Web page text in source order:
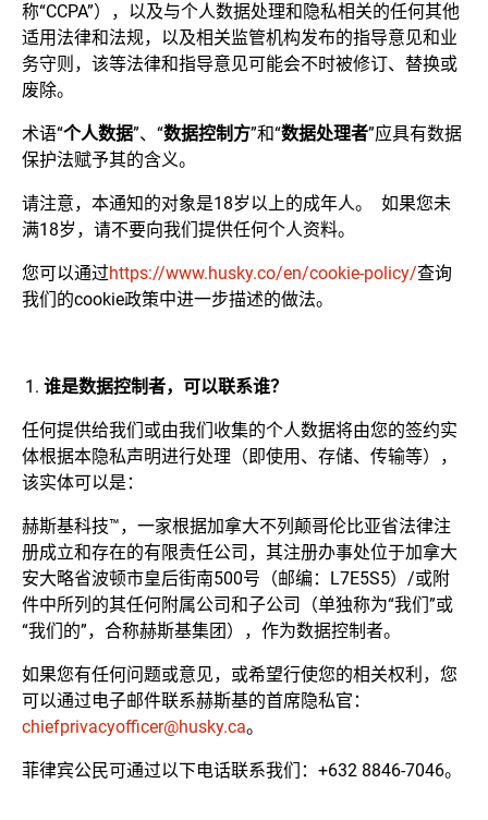
称“CCPA”），以及与个人数据处理和隐私相关的任何其他
适用法律和法规，以及相关监管机构发布的指导意见和业
务守则，该等法律和指导意见可能会不时被修订、替换或
废除。
术语“个人数据”、“数据控制 方”和“数据处理者”应具有数据
保护法赋予其的含义。
请注意，本通知的对象是18岁以上的成年人。 如果您未
满18岁，请不要向我们提供任何个人资料。
您可以通过https://www.husky.co/en/cookie-policy/查询
我们的cookie政策中进一步描述的做法。
谁是数据控制者，可以联系谁？
任何提供给我们或由我们收集的个人数据将由您的签约实
体根据本隐私声明进行处理（即使用、存储、传输等），
该实体可以是：
赫斯基科技™，一家根据加拿大不列颠哥伦比亚省法律注
册成立和存在的有限责任公司，其注册办事处位于加拿大
安大略省波顿市皇后街南500号（邮编：L7E5S5）/或附
件中所列的其任何附属公司和子公司（单独称为“我们”或
“我们的”，合称赫斯基集团），作为数据控制者。
如果您有任何问题或意见，或希望行使您的相关权利，您
可以通过电子邮件联系赫斯基的首席隐私官：
chiefprivacyofficer@husky.ca。
菲律宾公民可通过以下电话联系我们：+632 8846-7046。